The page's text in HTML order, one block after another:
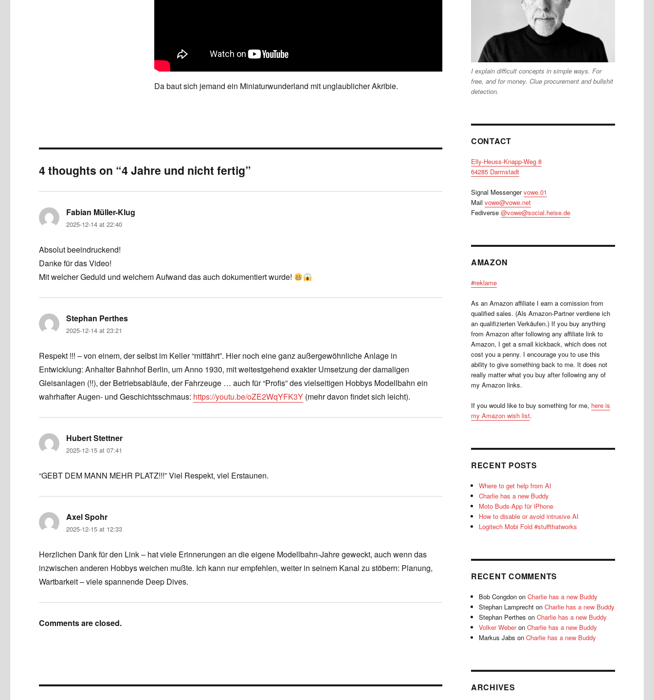
Da baut sich jemand ein Miniaturwunderland mit unglaublicher Akribie.
4 thoughts on “4 Jahre und nicht fertig”
Fabian Müller-Klug
2025-12-14 at 22:40
Absolut beeindruckend!
Danke für das Video!
Mit welcher Geduld und welchem Aufwand das auch dokumentiert wurde!
Stephan Perthes
2025-12-14 at 23:21
Respekt !!! – von einem, der selbst im Keller “mitfährt”. Hier noch eine ganz außergewöhnliche Anlage in
Entwicklung: Anhalter Bahnhof Berlin, um Anno 1930, mit weitestgehend exakter Umsetzung der damaligen
Gleisanlagen (!!), der Betriebsabläufe, der Fahrzeuge … auch für “Profis” des vielseitigen Hobbys Modellbahn ein
wahrhafter Augen- und Geschichtsschmaus: https://youtu.be/oZE2WqYFK3Y (mehr davon findet sich leicht).
Hubert Stettner
2025-12-15 at 07:41
“GEBT DEM MANN MEHR PLATZ!!!” Viel Respekt, viel Erstaunen.
Axel Spohr
2025-12-15 at 12:33
Herzlichen Dank für den Link – hat viele Erinnerungen an die eigene Modellbahn-Jahre geweckt, auch wenn das
inzwischen anderen Hobbys weichen mußte. Ich kann nur empfehlen, weiter in seinem Kanal zu stöbern: Planung,
Wartbarkeit – viele spannende Deep Dives.
Comments are closed.
I explain difficult concepts in simple ways. For
free, and for money. Clue procurement and bullshit
detection.
CONTACT
Elly-Heuss-Knapp-Weg 8
64285 Darmstadt
Signal Messengervowe.01
Mail vowe@vowe.net
Fediverse @vowe@social.heise.de
AMAZON
#reklame
As an Amazon affiliate I earn a comission from
qualified sales. (Als Amazon-Partner verdiene ich
an qualifizierten Verkäufen.) If you buy anything
from Amazon after following any affiliate link to
Amazon, I get a small kickback, which does not
cost you a penny. I encourage you to use this
ability to give something back to me. It does not
really matter what you buy after following any of
my Amazon links.
If you would like to buy something for me, here is
my Amazon wish list.
RECENT POSTS
Where to get help from AI
Charlie has a new Buddy
Moto Buds-App für iPhone
How to disable or avoid intrusive AI
Logitech Mobi Fold #stuffthatworks
RECENT COMMENTS
Bob Congdon onCharlie has a new Buddy
Stephan Lamprecht onCharlie has a new Buddy
Stephan Perthes onCharlie has a new Buddy
Volker WeberonCharlie has a new Buddy
Markus Jabs onCharlie has a new Buddy
ARCHIVES